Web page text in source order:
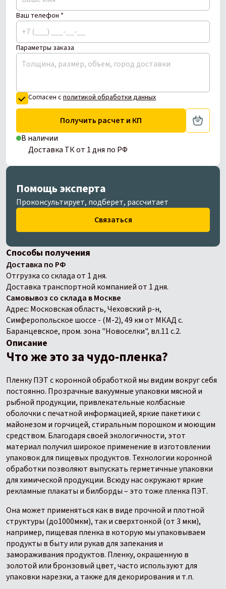
Способы получения
Доставка по РФ
Отгрузка со склада от 1 дня.
Доставка транспортной компанией от 1 дня.
Самовывоз со склада в Москве
Адрес: Московская область, Чеховский р-н,
Симферопольское шоссе - (М-2), 49 км от МКАД с.
Баранцевское, пром. зона "Новоселки", вл.11 с.2.
Описание
Что же это за чудо-пленка?
Пленку ПЭТ с коронной обработкой мы видим вокруг себя
постоянно. Прозрачные вакуумные упаковки мясной и
рыбной продукции, привлекательные колбасные
оболочки с печатной информацией, яркие пакетики с
майонезом и горчицей, стиральным порошком и моющим
средством. Благодаря своей экологичности, этот
материал получил широкое применение в изготовлении
упаковок для пищевых продуктов. Технологии коронной
обработки позволяют выпускать герметичные упаковки
для химической продукции. Всюду нас окружают яркие
рекламные плакаты и билборды – это тоже пленка ПЭТ.
Она может применяться как в виде прочной и плотной
структуры (до1000мкм), так и сверхтонкой (от 3 мкм),
например, пищевая пленка в которую мы упаковываем
продукты в быту или рукав для запекания и
замораживания продуктов. Пленку, окрашенную в
золотой или бронзовый цвет, часто используют для
упаковки нарезки, а также для декорирования и т.п.
Ваш телефон *
Параметры заказа
Согласен с политикой обработки данных
Получить расчет и КП
В наличии
Доставка ТК от 1 дня по РФ
Помощь эксперта
Проконсультирует, подберет, рассчитает
Связаться